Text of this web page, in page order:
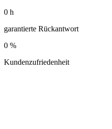
0 h
garantierte Rückantwort
0 %
Kundenzufriedenheit